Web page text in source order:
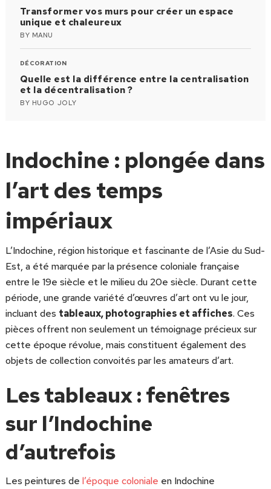
Transformer vos murs pour créer un espace
unique et chaleureux
BY MANU
DÉCORATION
Quelle est la différence entre la centralisation
et la décentralisation ?
BY HUGO JOLY
Indochine : plongée dans
l’art des temps
impériaux
L’Indochine, région historique et fascinante de l’Asie du Sud-
Est, a été marquée par la présence coloniale française
entre le 19e siècle et le milieu du 20e siècle. Durant cette
période, une grande variété d’œuvres d’art ont vu le jour,
incluant des tableaux, photographies et affiches. Ces
pièces offrent non seulement un témoignage précieux sur
cette époque révolue, mais constituent également des
objets de collection convoités par les amateurs d’art.
Les tableaux : fenêtres
sur l’Indochine
d’autrefois
Les peintures de l’époque coloniale en Indochine